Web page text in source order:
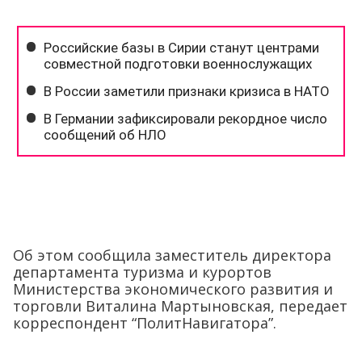
Об этом сообщила заместитель директора
департамента туризма и курортов
Министерства экономического развития и
торговли Виталина Мартыновская, передает
корреспондент “ПолитНавигатора”.